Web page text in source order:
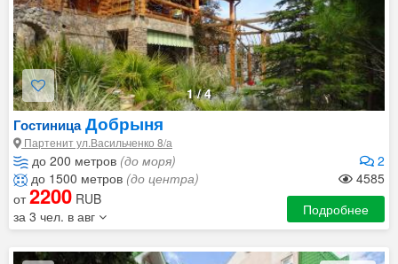
1/4
ГостиницаДобрыня
Партенит ул.Васильченко 8/а
до 200 метров (до моря)
2
до 1500 метров (до центра)
4585
от2200 RUB
за 3 чел. в авг
Подробнее